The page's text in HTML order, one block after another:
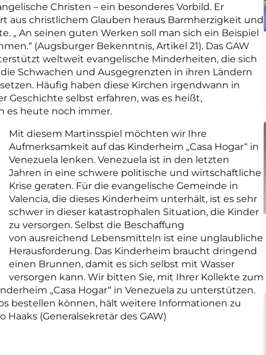
Christen – ein besonderes Vorbild. Er
aus christlichem Glauben heraus Barmherzigkeit und
„ An seinen guten Werken soll man sich ein Beispiel
(Augsburger Bekenntnis, Artikel 21). Das GAW
weltweit evangelische Minderheiten, die sich
Schwachen und Ausgegrenzten in ihren Ländern
Häufig haben diese Kirchen irgendwann in
Geschichte selbst erfahren, was es heißt,
es heute noch immer.
Mit diesem Martinsspiel möchten wir Ihre
Aufmerksamkeit auf das Kinderheim „Casa Hogar“ in
Venezuela lenken. Venezuela ist in den letzten
Jahren in eine schwere politische und wirtschaftliche
Krise geraten. Für die evangelische Gemeinde in
Valencia, die dieses Kinderheim unterhält, ist es sehr
schwer in dieser katastrophalen Situation, die Kinder
zu versorgen. Selbst die Beschaffung
von ausreichend Lebensmitteln ist eine unglaubliche
Herausforderung. Das Kinderheim braucht dringend
einen Brunnen, damit es sich selbst mit Wasser
versorgen kann. Wir bitten Sie, mit Ihrer Kollekte zum
„Casa Hogar“ in Venezuela zu unterstützen.
bestellen können, hält weitere Informationen zu
Haaks (Generalsekretär des GAW)